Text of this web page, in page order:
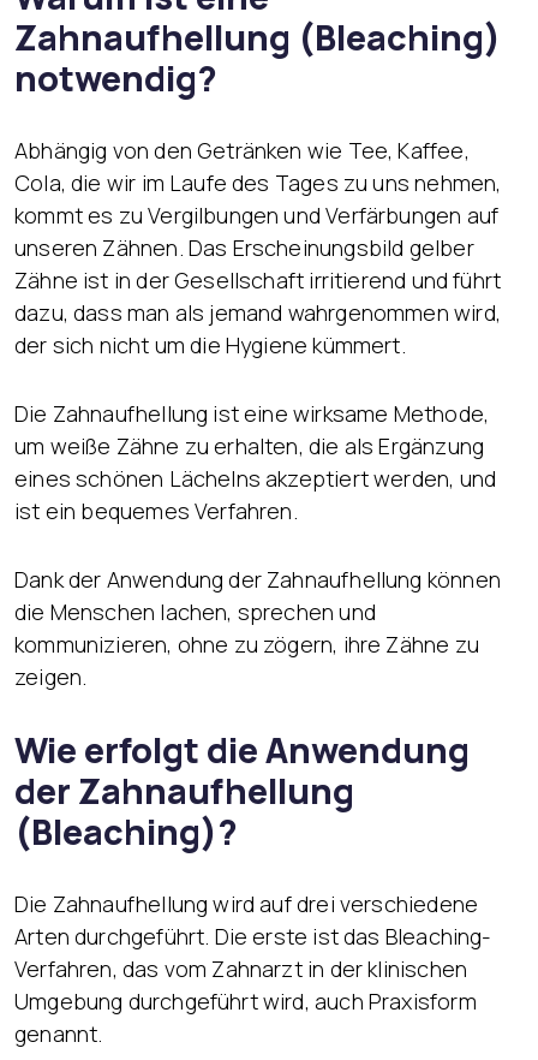
Zahnaufhellung (Bleaching)
notwendig?
Abhängig von den Getränken wie Tee, Kaffee,
Cola, die wir im Laufe des Tages zu uns nehmen,
kommt es zu Vergilbungen und Verfärbungen auf
unseren Zähnen. Das Erscheinungsbild gelber
Zähne ist in der Gesellschaft irritierend und führt
dazu, dass man als jemand wahrgenommen wird,
der sich nicht um die Hygiene kümmert.
Die Zahnaufhellung ist eine wirksame Methode,
um weiße Zähne zu erhalten, die als Ergänzung
eines schönen Lächelns akzeptiert werden, und
ist ein bequemes Verfahren.
Dank der Anwendung der Zahnaufhellung können
die Menschen lachen, sprechen und
kommunizieren, ohne zu zögern, ihre Zähne zu
zeigen.
Wie erfolgt die Anwendung
der Zahnaufhellung
(Bleaching)?
Die Zahnaufhellung wird auf drei verschiedene
Arten durchgeführt. Die erste ist das Bleaching-
Verfahren, das vom Zahnarzt in der klinischen
Umgebung durchgeführt wird, auch Praxisform
genannt.